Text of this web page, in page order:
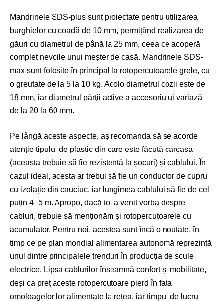
Mandrinele SDS-plus sunt proiectate pentru utilizarea
burghielor cu coadă de 10 mm, permițând realizarea de
găuri cu diametrul de până la 25 mm, ceea ce acoperă
complet nevoile unui meșter de casă. Mandrinele SDS-
max sunt folosite în principal la rotopercutoarele grele, cu
o greutate de la 5 la 10 kg. Acolo diametrul cozii este de
18 mm, iar diametrul părții active a accesoriului variază
de la 20 la 60 mm.
Pe lângă aceste aspecte, aș recomanda să se acorde
atenție tipului de plastic din care este făcută carcasa
(aceasta trebuie să fie rezistentă la șocuri) și cablului. În
cazul ideal, acesta ar trebui să fie un conductor de cupru
cu izolație din cauciuc, iar lungimea cablului să fie de cel
puțin 4–5 m. Apropo, dacă tot a venit vorba despre
cabluri, trebuie să menționăm și rotopercutoarele cu
acumulator. Pentru noi, acestea sunt încă o noutate, în
timp ce pe plan mondial alimentarea autonomă reprezintă
unul dintre principalele trenduri în producția de scule
electrice. Lipsa cablurilor înseamnă confort și mobilitate,
deși ca preț aceste rotopercutoare pierd în fața
omoloagelor lor alimentate la rețea, iar timpul de lucru